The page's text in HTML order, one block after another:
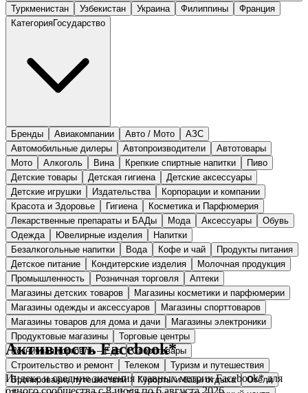
Туркменистан
Узбекистан Украина Филиппины
Франция
КатегорияГосударство
Бренды Авиакомпании Авто / Мото
АЗС
Автомобильные дилеры
Автопроизводители
Автотовары
Мото
Алкоголь Вина Крепкие спиртные напитки
Пиво
Детские товары
Детская гигиена
Детские аксессуары
Детские игрушки
Издательства
Корпорации и компании
Красота и Здоровье
Гигиена
Косметика и Парфюмерия
Лекарственные препараты и БАДы
Мода Аксессуары
Обувь
Одежда
Ювелирные изделия
Напитки
Безалкогольные напитки
Вода Кофе и чай
Продукты питания
Детское питание
Кондитерские изделия
Молочная продукция
Промышленность
Розничная торговля
Аптеки
Магазины детских товаров
Магазины косметики и парфюмерии
Магазины одежды и аксессуаров
Магазины спорттоваров
Магазины товаров для дома и дачи
Магазины электроники
Продуктовые магазины
Торговые центры
Розничная торговля – Еда
Спорттовары
Строительство и ремонт
Телеком
Туризм и путешествия
Бронирование путешествий
Курорты и базы отдыха
Отели
АктивностьFacebook*
Индекс и средние значения главных метрикFacebook*для
одного сообществас 8 июля по 6 августа 2026